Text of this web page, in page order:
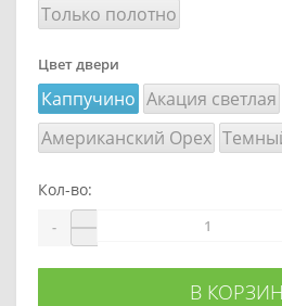
Только полотно
Цвет двери
Каппучино Акация светлая
Американский Орех
Кол-во:
-
В